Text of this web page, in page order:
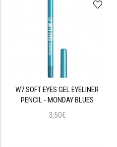
W7 SOFT EYES GEL EYELINER
PENCIL - MONDAY BLUES
3,50€